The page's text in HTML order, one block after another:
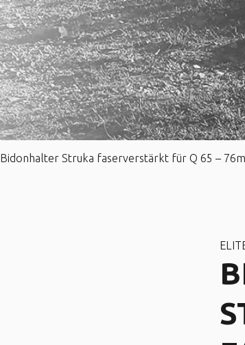
Bidonhalter Struka faserverstärkt für Q 65 –